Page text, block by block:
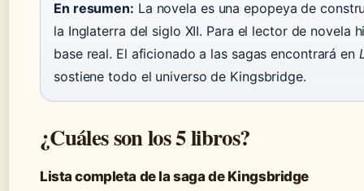
En resumen: La novela es una epopeya de
la Inglaterra del siglo XII. Para el lector de novela
base real. El aficionado a las sagas encontrará en
sostiene todo el universo de Kingsbridge.
¿Cuáles son los 5 libros?
Lista completa de la saga de Kingsbridge